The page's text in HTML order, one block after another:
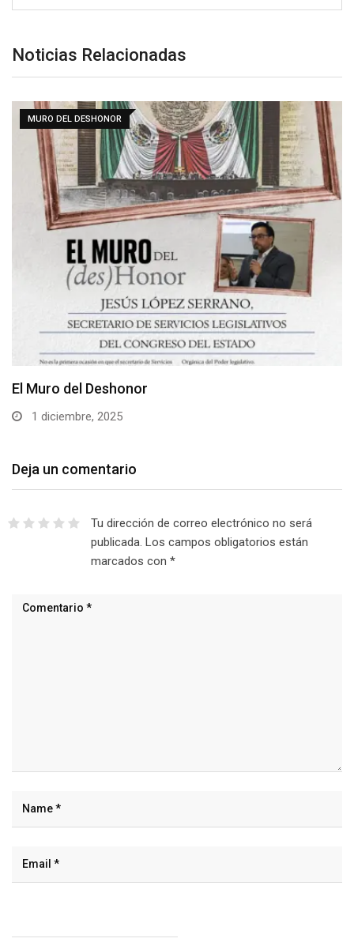
Noticias Relacionadas
MURO DEL DESHONOR
El Muro del Deshonor
1 diciembre, 2025
Deja un comentario
Tu dirección de correo electrónico no será
publicada. Los campos obligatorios están
marcados con *